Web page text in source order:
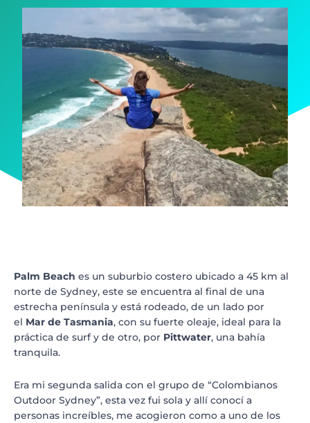
Palm Beach es un suburbio costero ubicado a 45 km al
norte de Sydney, este se encuentra al final de una
estrecha península y está rodeado, de un lado por
el Mar de Tasmania, con su fuerte oleaje, ideal para la
práctica de surf y de otro, por Pittwater, una bahía
tranquila.
Era mi segunda salida con el grupo de “Colombianos
Outdoor Sydney”, esta vez fui sola y allí conocí a
personas increíbles, me acogieron como a uno de los